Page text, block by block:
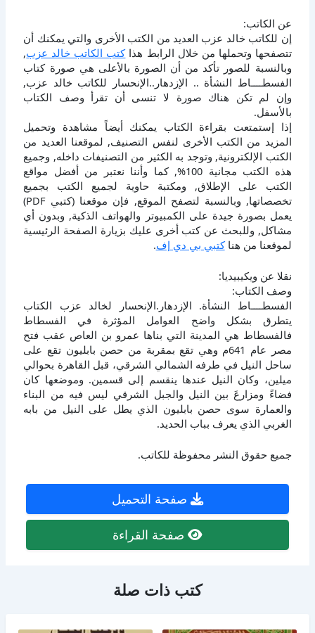
عن الكاتب:
إن للكاتب خالد عزب العديد من الكتب الأخرى والتي يمكنك أن
تتصفحها وتحملها من خلال الرابط هذاكتب الكاتب خالد عزب,
وبالنسبة للصور تأكد من أن الصورة بالأعلى هي صورة كتاب
الفسطــــاط النشأة .. الإزدهار..الإنحسار للكاتب خالد عزب,
وإن لم تكن هناك صورة لا تنسى أن تقرأ وصف الكتاب
بالأسفل.
إذا إستمتعت بقراءة الكتاب يمكنك أيضاً مشاهدة وتحميل
المزيد من الكتب الأخرى لنفس التصنيف, لموقعنا العديد من
الكتب الإلكترونية, وتوجد به الكثير من التصنيفات داخله, وجميع
هذه الكتب مجانية 100%, كما وأننا نعتبر من أفضل مواقع
الكتب على الإطلاق, ومكتبة حاوية لجميع الكتب بجميع
تخصصاتها, وبالنسبة لتصفح الموقع, فإن موقعنا (كتبي PDF)
يعمل بصورة جيدة على الكمبيوتر والهواتف الذكية, وبدون أي
مشاكل, وللبحث عن كتب أخرى عليك بزيارة الصفحة الرئيسية
لموقعنا من هناكتبي بي دي إف.
نقلا عن ويكيبيديا:
وصف الكتاب:
الفسطــــاط النشأة. الإزدهار.الإنحسار لخالد عزب الكتاب
يتطرق بشكل واضح العوامل المؤثرة في الفسطاط
فالفسطاط هي المدينة التي بناها عمرو بن العاص عقب فتح
مصر عام 641م وهي تقع بمقربة من حصن بابليون تقع على
ساحل النيل في طرفه الشمالي الشرقي، قبل القاهرة بحوالي
ميلين، وكان النيل عندها ينقسم إلى قسمين. وموضعها كان
فضاءً ومزارعَ بين النيل والجبل الشرقي ليس فيه من البناء
والعمارة سوى حصن بابليون الذي يطل على النيل من بابه
الغربي الذي يعرف بباب الحديد.
جميع حقوق النشر محفوظة للكاتب.
صفحة التحميل
صفحة القراءة
كتب ذات صلة